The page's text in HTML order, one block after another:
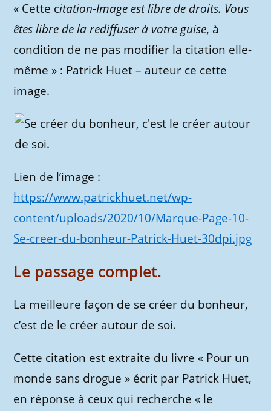
« Cette citation-Image est libre de droits. Vous
êtes libre de la rediffuser à votre guise, à
condition de ne pas modifier la citation elle-
même » : Patrick Huet – auteur ce cette
image.
Lien de l’image :
https://www.patrickhuet.net/wp-
content/uploads/2020/10/Marque-Page-10-
Se-creer-du-bonheur-Patrick-Huet-30dpi.jpg
Le passage complet.
La meilleure façon de se créer du bonheur,
c’est de le créer autour de soi.
Cette citation est extraite du livre « Pour un
monde sans drogue » écrit par Patrick Huet,
en réponse à ceux qui recherche « le